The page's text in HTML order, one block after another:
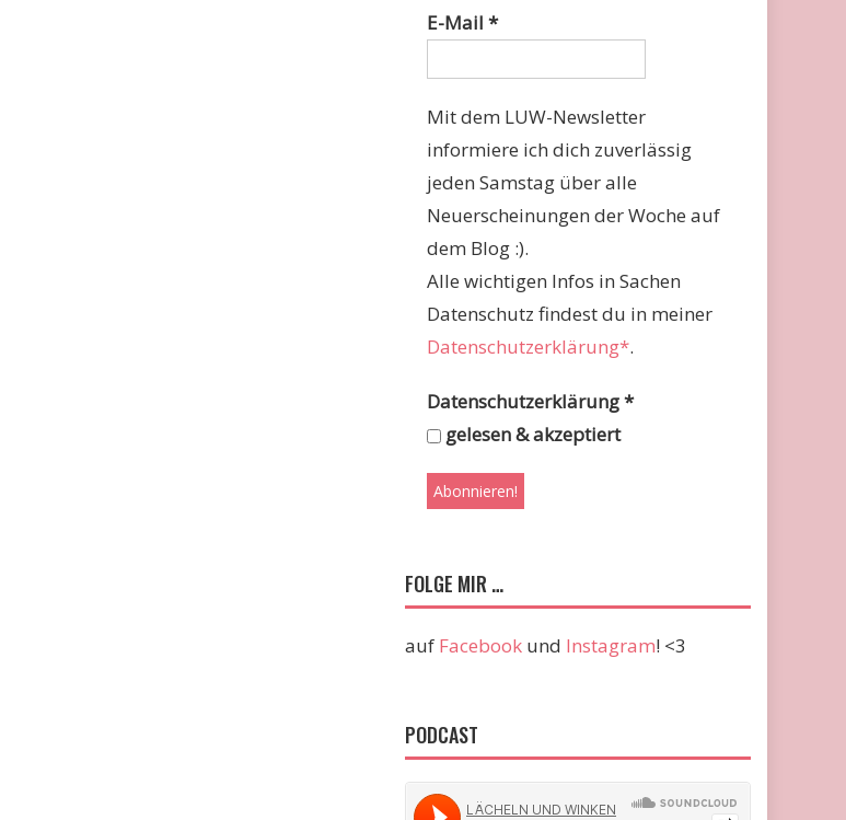
E-Mail*
Mit dem LUW-Newsletter
informiere ich dich zuverlässig
jeden Samstag über alle
Neuerscheinungen der Woche auf
dem Blog :).
Alle wichtigen Infos in Sachen
Datenschutz findest du in meiner
Datenschutzerklärung*.
Datenschutzerklärung*
gelesen & akzeptiert
FOLGE MIR …
auf Facebook und Instagram! <3
PODCAST